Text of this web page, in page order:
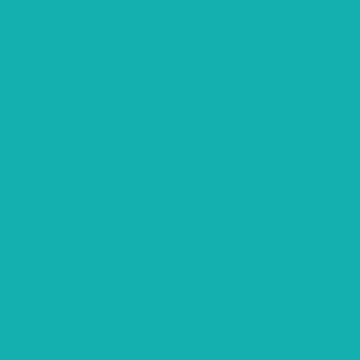
będę musiał sobie sprawić nowego. Ale